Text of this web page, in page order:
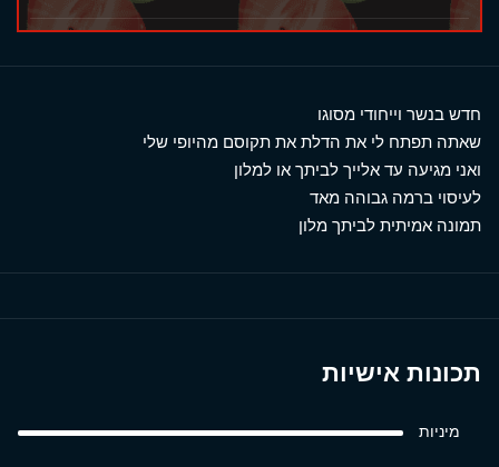
חדש בנשר וייחודי מסוגו
שאתה תפתח לי את הדלת את תקוסם מהיופי שלי
ואני מגיעה עד אלייך לביתך או למלון
לעיסוי ברמה גבוהה מאד
תמונה אמיתית לביתך מלון
תכונות אישיות
מיניות